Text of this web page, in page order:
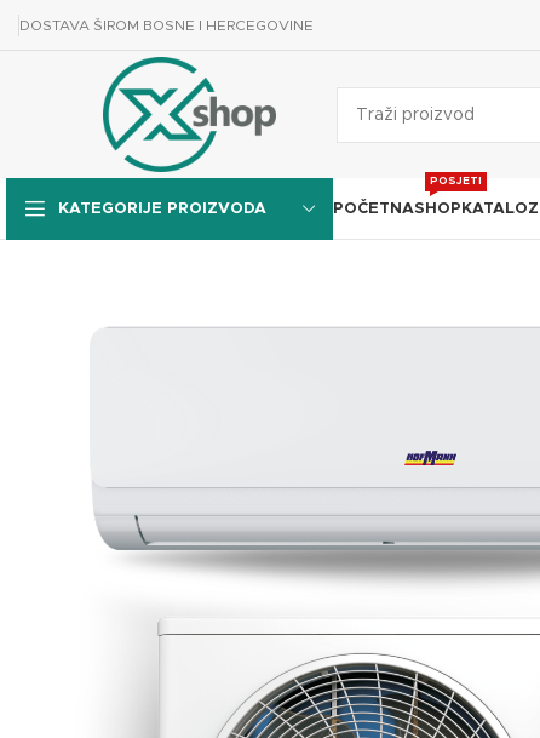
DOSTAVA ŠIROM BOSNE I HERCEGOVINE
KATEGORIJE PROIZVODA POČETNASHOP
POSJETI
KATALOZI